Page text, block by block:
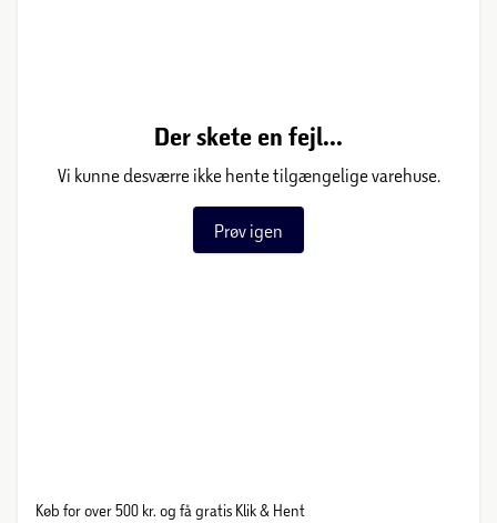
Der skete en fejl...
Vi kunne desværre ikke hente tilgængelige varehuse.
Prøv igen
Køb for over 500 kr. og få gratis Klik & Hent